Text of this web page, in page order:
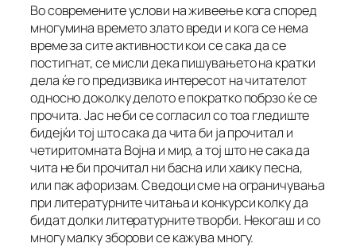
Во современите услови на живеење кога според
многумина времето злато вреди и кога се нема
време за сите активности кои се сака да се
постигнат, се мисли дека пишувањето на кратки
дела ќе го предизвика интересот на читателот
односно доколку делото е пократко побрзо ќе се
прочита. Јас не би се согласил со тоа гледиште
бидејќи тој што сака да чита би ја прочитал и
четиритомната Војна и мир, а тој што не сака да
чита не би прочитал ни басна или хаику песна,
или пак афоризам. Сведоци сме на ограничувања
при литературните читања и конкурси колку да
бидат долки литературните творби. Некогаш и со
многу малку зборови се кажува многу.